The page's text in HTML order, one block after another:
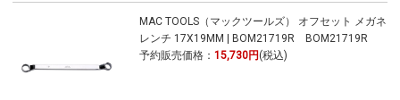
MAC TOOLS（マックツールズ） オフセット メガネ
レンチ 17X19MM | BOM21719R BOM21719R
予約販売価格： 15,730円 (税込)